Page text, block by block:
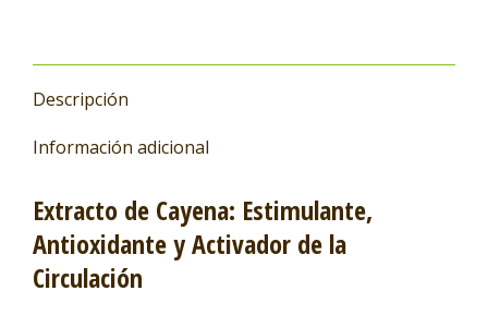
Descripción
Información adicional
Extracto de Cayena: Estimulante,
Antioxidante y Activador de la
Circulación